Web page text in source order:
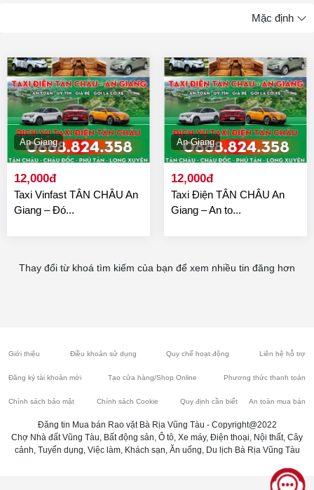
Mặc định
An Giang
12,000đ
Taxi Vinfast TÂN CHÂU An
Giang – Đó...
An Giang
12,000đ
Taxi Điện TÂN CHÂU An
Giang – An to...
Thay đổi từ khoá tìm kiếm của bạn để xem nhiều tin đăng hơn
Giới thiệu Điều khoản sử dụng Quy chế hoạt động Liên hệ hỗ trợ
Đăng ký tài khoản mới Tạo cửa hàng/Shop Online Phương thức thanh toán
Chính sách bảo mật Chính sách Cookie Quy định cần biết An toàn mua bán
Đăng tin Mua bán Rao vặt Bà Rịa Vũng Tàu - Copyright@2022
Chợ Nhà đất Vũng Tàu, Bất động sản, Ô tô, Xe máy, Điện thoại, Nội thất, Cây
cảnh, Tuyển dụng, Việc làm, Khách sạn, Ăn uống, Du lịch Bà Rịa Vũng Tàu